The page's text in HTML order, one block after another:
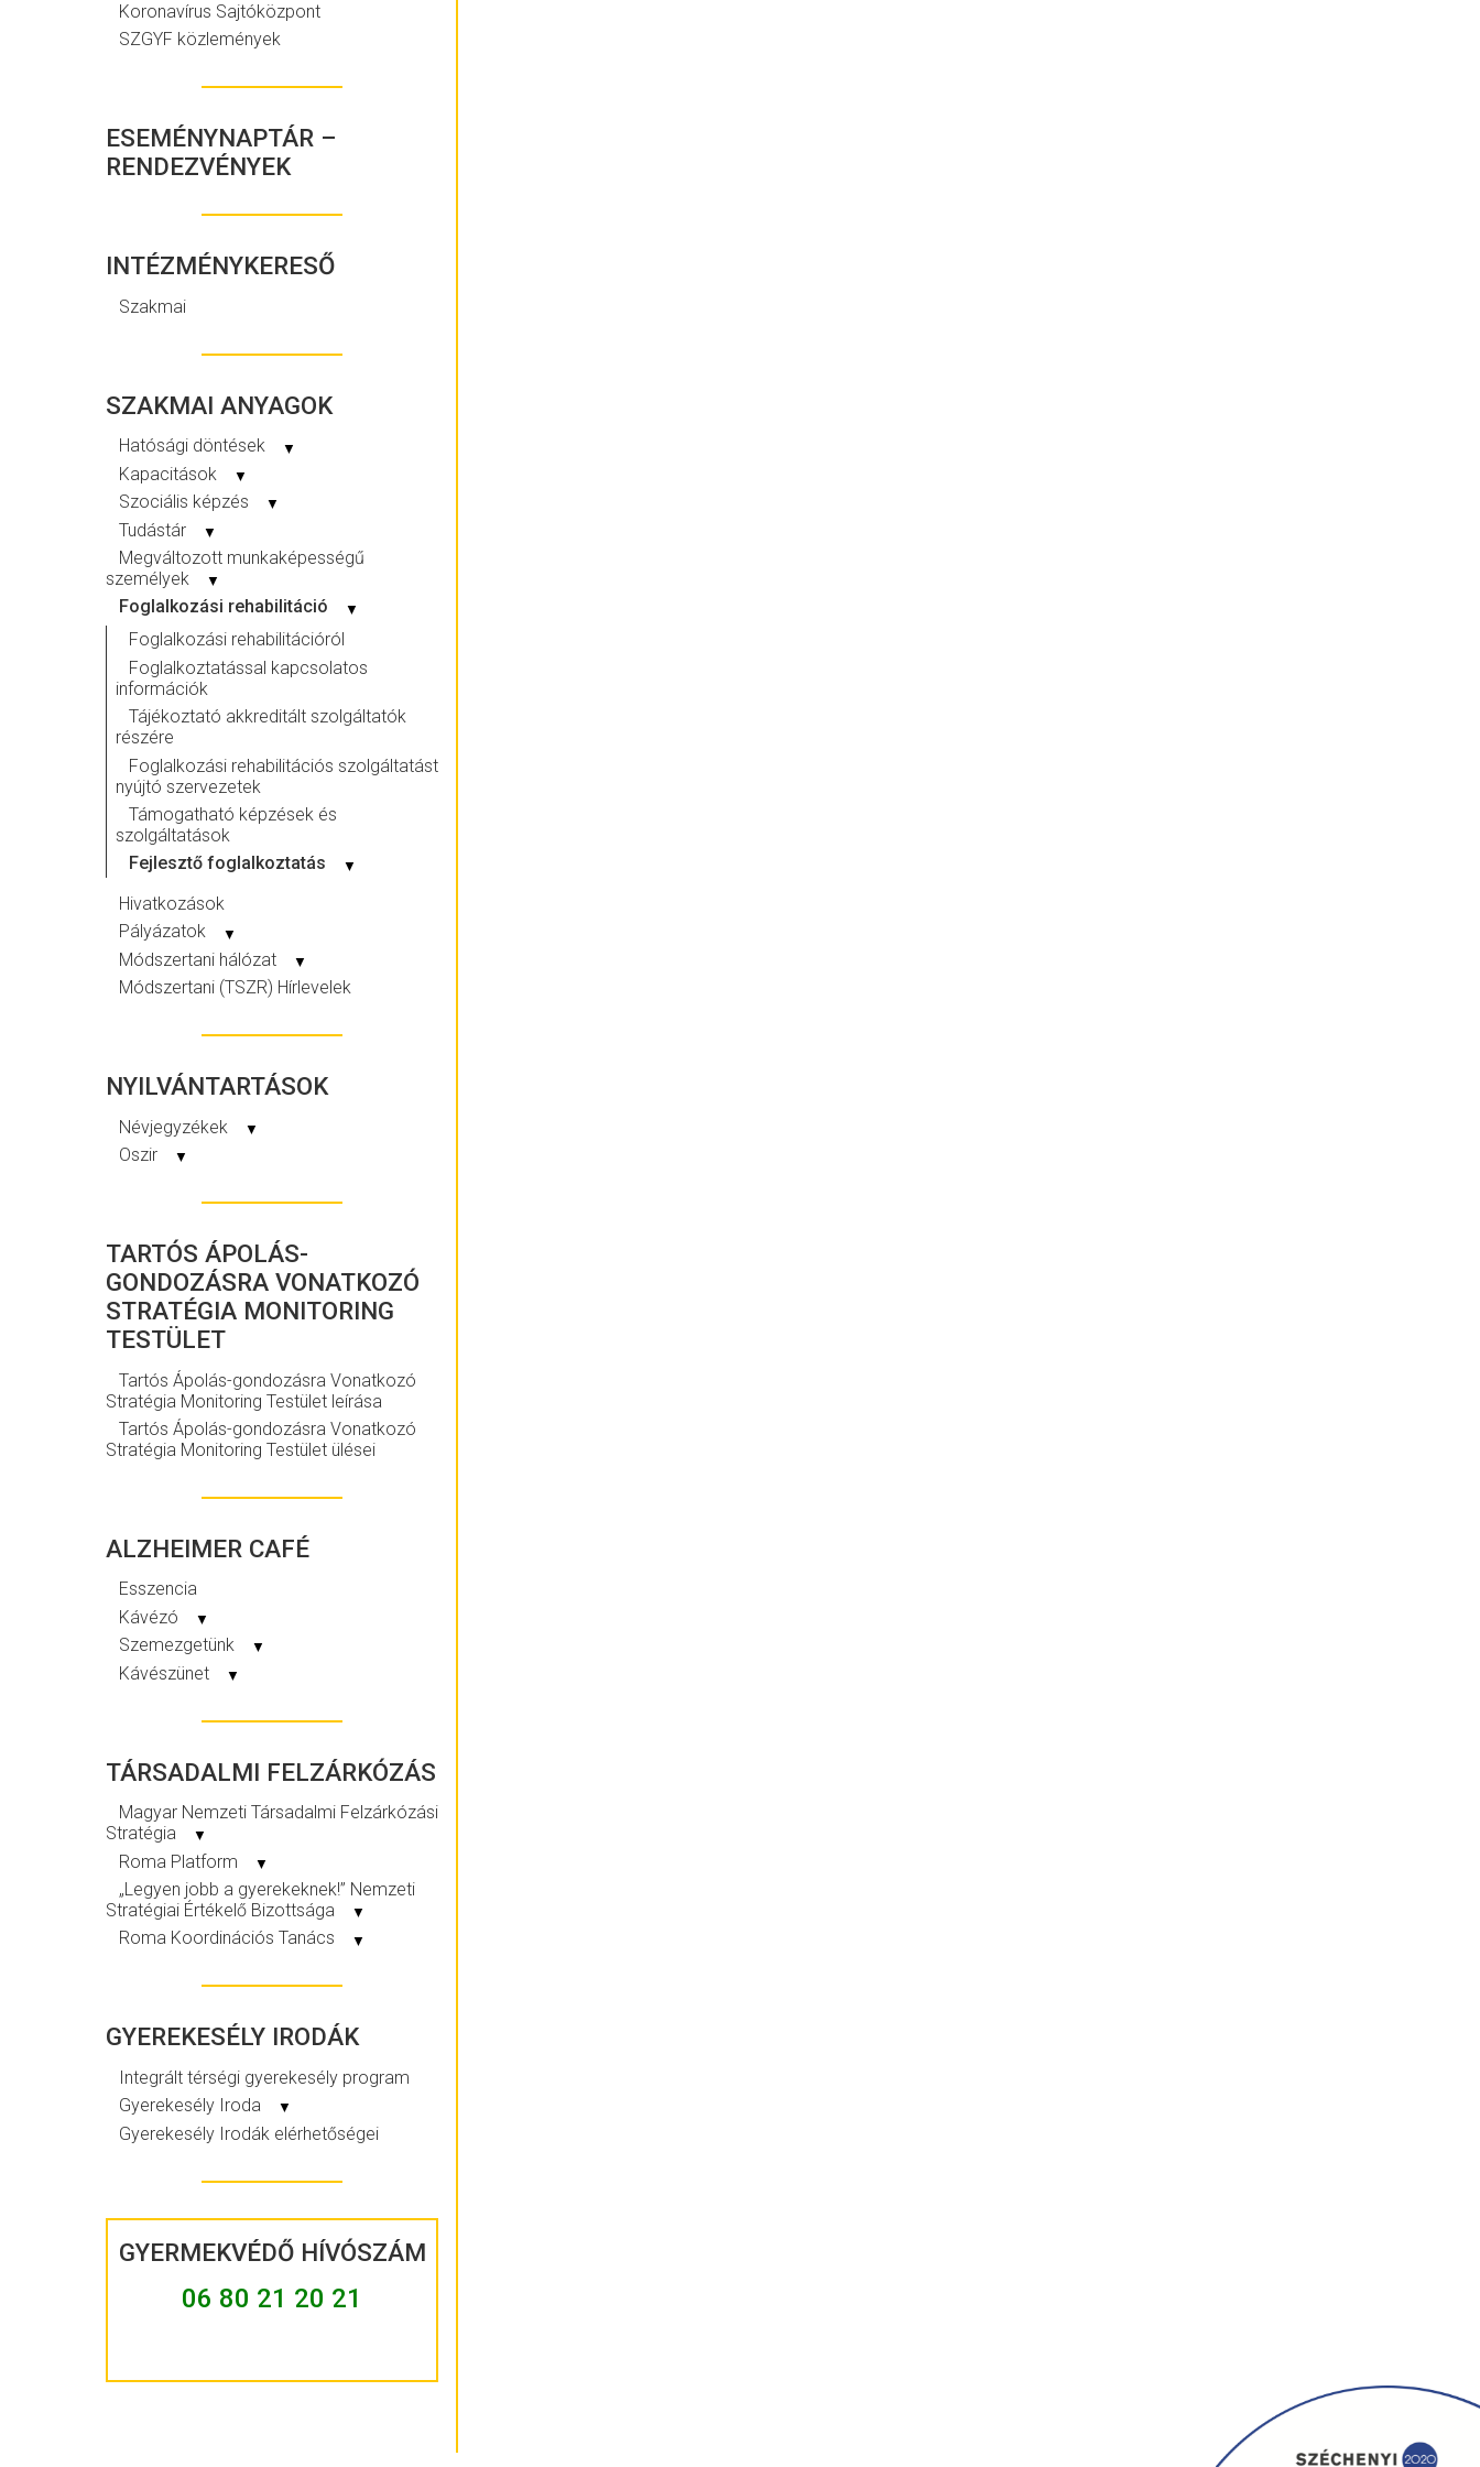
Koronavírus Sajtóközpont
SZGYF közlemények
ESEMÉNYNAPTÁR –
RENDEZVÉNYEK
INTÉZMÉNYKERESŐ
Szakmai
SZAKMAI ANYAGOK
Hatósági döntések ▼
Kapacitások ▼
Szociális képzés ▼
Tudástár ▼
Megváltozott munkaképességű
személyek
▼
Foglalkozási rehabilitáció ▼
Foglalkozási rehabilitációról
Foglalkoztatással kapcsolatos
információk
Tájékoztató akkreditált szolgáltatók
részére
Foglalkozási rehabilitációs szolgáltatást
nyújtó szervezetek
Támogatható képzések és
szolgáltatások
Fejlesztő foglalkoztatás
▼
Hivatkozások
Pályázatok
▼
Módszertani hálózat ▼
Módszertani (TSZR) Hírlevelek
NYILVÁNTARTÁSOK
Névjegyzékek ▼
Oszir ▼
TARTÓS ÁPOLÁS-
GONDOZÁSRA VONATKOZÓ
STRATÉGIA MONITORING
TESTÜLET
Tartós Ápolás-gondozásra Vonatkozó
Stratégia Monitoring Testület leírása
Tartós Ápolás-gondozásra Vonatkozó
Stratégia Monitoring Testület ülései
ALZHEIMER CAFÉ
Esszencia
Kávézó
▼
Szemezgetünk ▼
Kávészünet ▼
TÁRSADALMI FELZÁRKÓZÁS
Magyar Nemzeti Társadalmi Felzárkózási
Stratégia
▼
Roma Platform ▼
„Legyen jobb a gyerekeknek!” Nemzeti
Stratégiai Értékelő Bizottsága
▼
Roma Koordinációs Tanács ▼
GYEREKESÉLY IRODÁK
Integrált térségi gyerekesély program
Gyerekesély Iroda
▼
Gyerekesély Irodák elérhetőségei
GYERMEKVÉDŐ HÍVÓSZÁM
06 80 21 20 21